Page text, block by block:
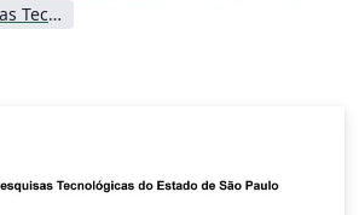
Instituto de Pesquisas Tecnológicas (IPT)